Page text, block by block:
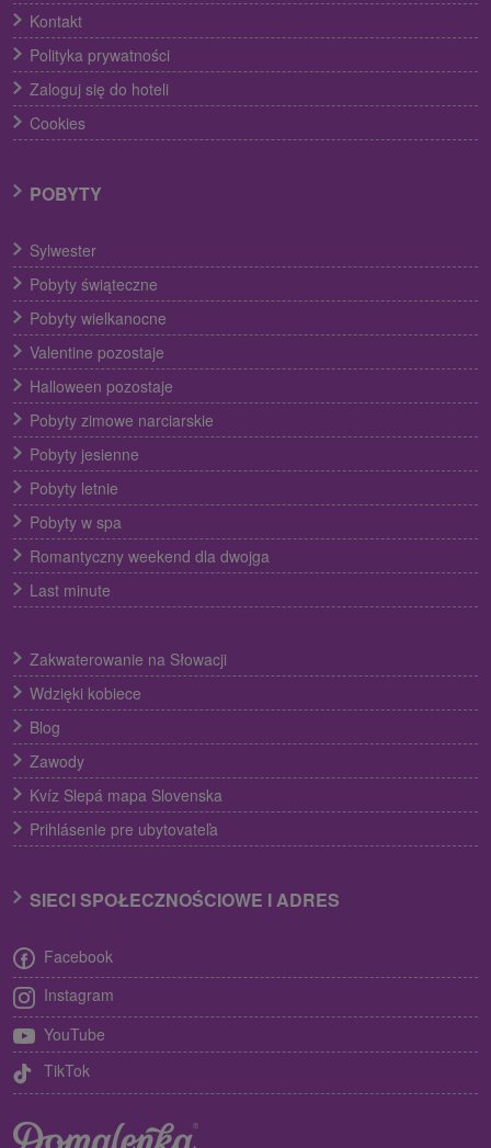
Kontakt
Polityka prywatności
Zaloguj się do hoteli
Cookies
POBYTY
Sylwester
Pobyty świąteczne
Pobyty wielkanocne
Valentine pozostaje
Halloween pozostaje
Pobyty zimowe narciarskie
Pobyty jesienne
Pobyty letnie
Pobyty w spa
Romantyczny weekend dla dwojga
Last minute
Zakwaterowanie na Słowacji
Wdzięki kobiece
Blog
Zawody
Kvíz Slepá mapa Slovenska
Prihlásenie pre ubytovateľa
SIECI SPOŁECZNOŚCIOWE I ADRES
Facebook
Instagram
YouTube
TikTok